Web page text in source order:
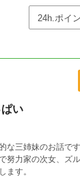
い
な三姉妹のお話で
努力家の次女、ズ
ます。